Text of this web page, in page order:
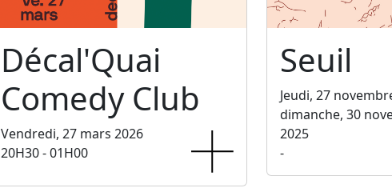
Décal'Quai
Comedy Club
Vendredi, 27 mars 2026
20H30 - 01H00
Seuil
Jeudi, 27
dimanche, 30
2025
-